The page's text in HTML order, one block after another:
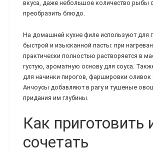
вкуса, даже небольшое количество рыбы
преобразить блюдо.
На домашней кухне филе используют для
быстрой и изысканной пасты: при
практически полностью растворяется в
густую, ароматную основу для соуса.
для начинки пирогов, фаршировки оливок
Анчоусы добавляют в рагу и тушеные
придания им глубины.
Как приготовить
сочетать